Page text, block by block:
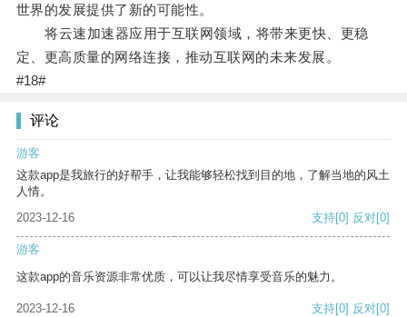
世界的发展提供了新的可能性。
将云速加速器应用于互联网领域，将带来更快、更稳
定、更高质量的网络连接，推动互联网的未来发展。
#18#
评论
游客
这款app是我旅行的好帮手，让我能够轻松找到目的地，了解当地的风土
人情。
2023-12-16
支持[0] 反对[0]
游客
这款app的音乐资源非常优质，可以让我尽情享受音乐的魅力。
2023-12-16 支持[0] 反对[0]